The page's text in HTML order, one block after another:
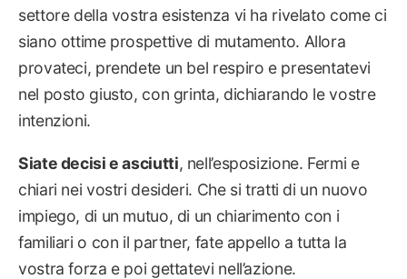
settore della vostra esistenza vi ha rivelato come ci
siano ottime prospettive di mutamento. Allora
provateci, prendete un bel respiro e presentatevi
nel posto giusto, con grinta, dichiarando le vostre
intenzioni.
Siate decisi e asciutti, nell’esposizione. Fermi e
chiari nei vostri desideri. Che si tratti di un nuovo
impiego, di un mutuo, di un chiarimento con i
familiari o con il partner, fate appello a tutta la
vostra forza e poi gettatevi nell’azione.